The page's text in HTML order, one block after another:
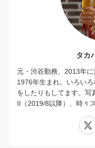
タカ
元・渋谷勤務、2013年に
1976年生まれ。いろい
をしたりもしてます。
II（2019/8以降）、時々